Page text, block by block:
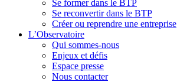
Se former dans le BTP
Se reconvertir dans le BTP
Créer ou reprendre une entreprise
L’Observatoire
Qui sommes-nous
Enjeux et défis
Espace presse
Nous contacter